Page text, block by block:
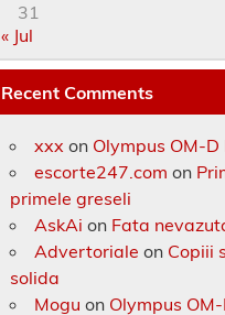
31
« Jul
Recent Comments
xxx on Olympus OM-D
escorte247.com on
primele greseli
AskAi on Fata
Advertoriale on Copiii
solida
Mogu on Olympus